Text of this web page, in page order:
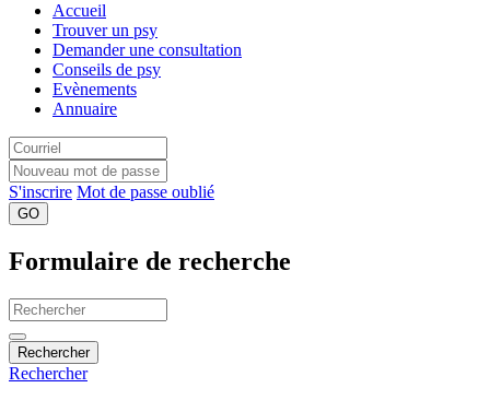
Accueil
Trouver un psy
Demander une consultation
Conseils de psy
Evènements
Annuaire
S'inscrire Mot de passe oublié
GO
Formulaire de recherche
Rechercher
Rechercher